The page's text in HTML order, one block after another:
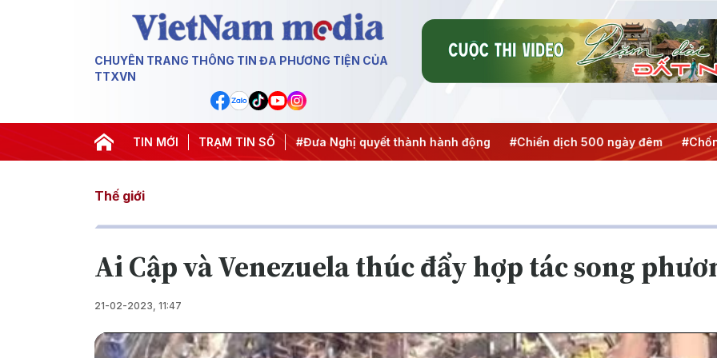
CHUYÊN TRANG THÔNG TIN ĐA PHƯƠNG TIỆN CỦA
TTXVN
TIN MỚI TRẠM TIN SỐ
nghị Trung ương 3 #APEC 2027 #Đưa Nghị quyết thành hành động #Chiến dịch 500 ngày đêm #Chống khai thác
Thế giới
Ai Cập và Venezuela thúc đẩy hợp tác song
21-02-2023, 11:47